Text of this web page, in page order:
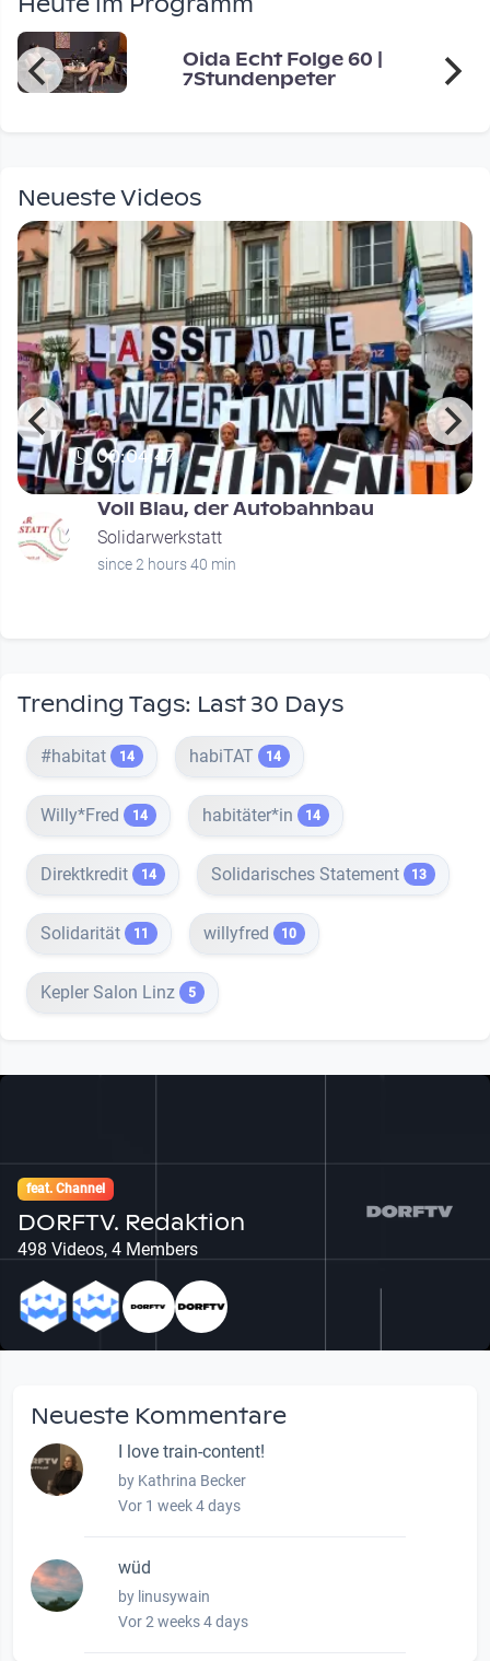
Oida Echt Folge 60 |
7Stundenpeter
Neueste Videos
00:04:47
Voll Blau, der Autobahnbau
Solidarwerkstatt
since 2 hours 40 min
Trending Tags: Last 30 Days
#habitat 14 habiTAT 14
Willy*Fred 14 habitäter*in 14
Direktkredit 14 Solidarisches Statement 13
Solidarität 11 willyfred 10
Kepler Salon Linz 5
feat. Channel
DORFTV. Redaktion
498 Videos, 4 Members
Neueste Kommentare
I love train-content!
by Kathrina Becker
Vor 1 week 4 days
wüd
by linusywain
Vor 2 weeks 4 days